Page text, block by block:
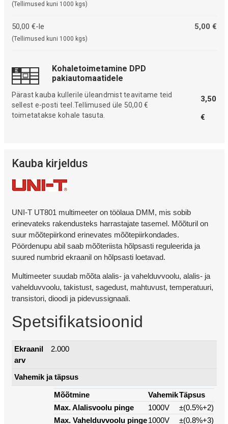
(Tellimused kuni 1000 kgs)
50,00 €-le
(Tellimused kuni 1000 kgs)
5,00 €
Kohaletoimetamine DPD
pakiautomaatidele
Pärast kauba kullerile üleandmist teavitame teid
sellest e-posti teel.Tellimused üle 50,00 €
toimetatakse kohale tasuta.
3,50
€
Kauba kirjeldus
UNI-T UT801 multimeeter on töölaua DMM, mis sobib
erinevateks rakendusteks harrastajate tasemel. Mõõturil on
suur mõõtepiirkond erinevates mõõtepiirkondades.
Pöördenupu abil saab mõõteriista hõlpsasti reguleerida ja
suured numbrid ekraanil on hõlpsasti loetavad.
Multimeeter suudab mõõta alalis- ja vahelduvvoolu, alalis- ja
vahelduvvoolu, takistust, sagedust, mahtuvust, temperatuuri,
transistori, dioodi ja pidevussignaali.
Spetsifikatsioonid
Ekraanil
arv
2.000
Vahemik ja täpsus
Mõõtmine VahemikTäpsus
Max. Alalisvoolu pinge
1000V
±(0.5%+2)
Max. Vahelduvvoolu pinge 1000V
±(0.8%+3)